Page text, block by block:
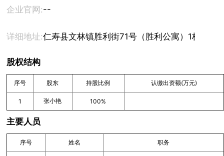
企业官网:--
详细地址:仁寿县文林镇胜利街71号（胜利公寓）1栋1层21
股权结构
序号 股东 持股比例 认缴出资额(万元)
1 张小艳 100%
主要人员
序号 姓名 职务